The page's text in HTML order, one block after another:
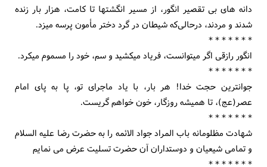
دانه های بی تقصیر انگور، از مسیر انگشتها تا کامت، هزار بار زنده
شدند و مردند، درحالی‌که شیطان در گرد دختر مأمون پرسه میزد.
* * * * * * *
انگور رازقی اگر میتوانست، فریاد میکشید و سم، خود را مسموم میکرد.
* * * * * * *
جوان‏ترین حجت خدا! هر بار، با یاد ماجرای تو، پا به پای امام
عصر(عج)، تا همیشه روزگار، خون خواهم گریست.
* * * * * * *
شهادت مظلومانه باب المراد جواد الائمه را به حضرت رضا علیه السلام
و تمامی شیعیان و دوستداران آن حضرت تسلیت عرض می نمایم
* * * * * * *